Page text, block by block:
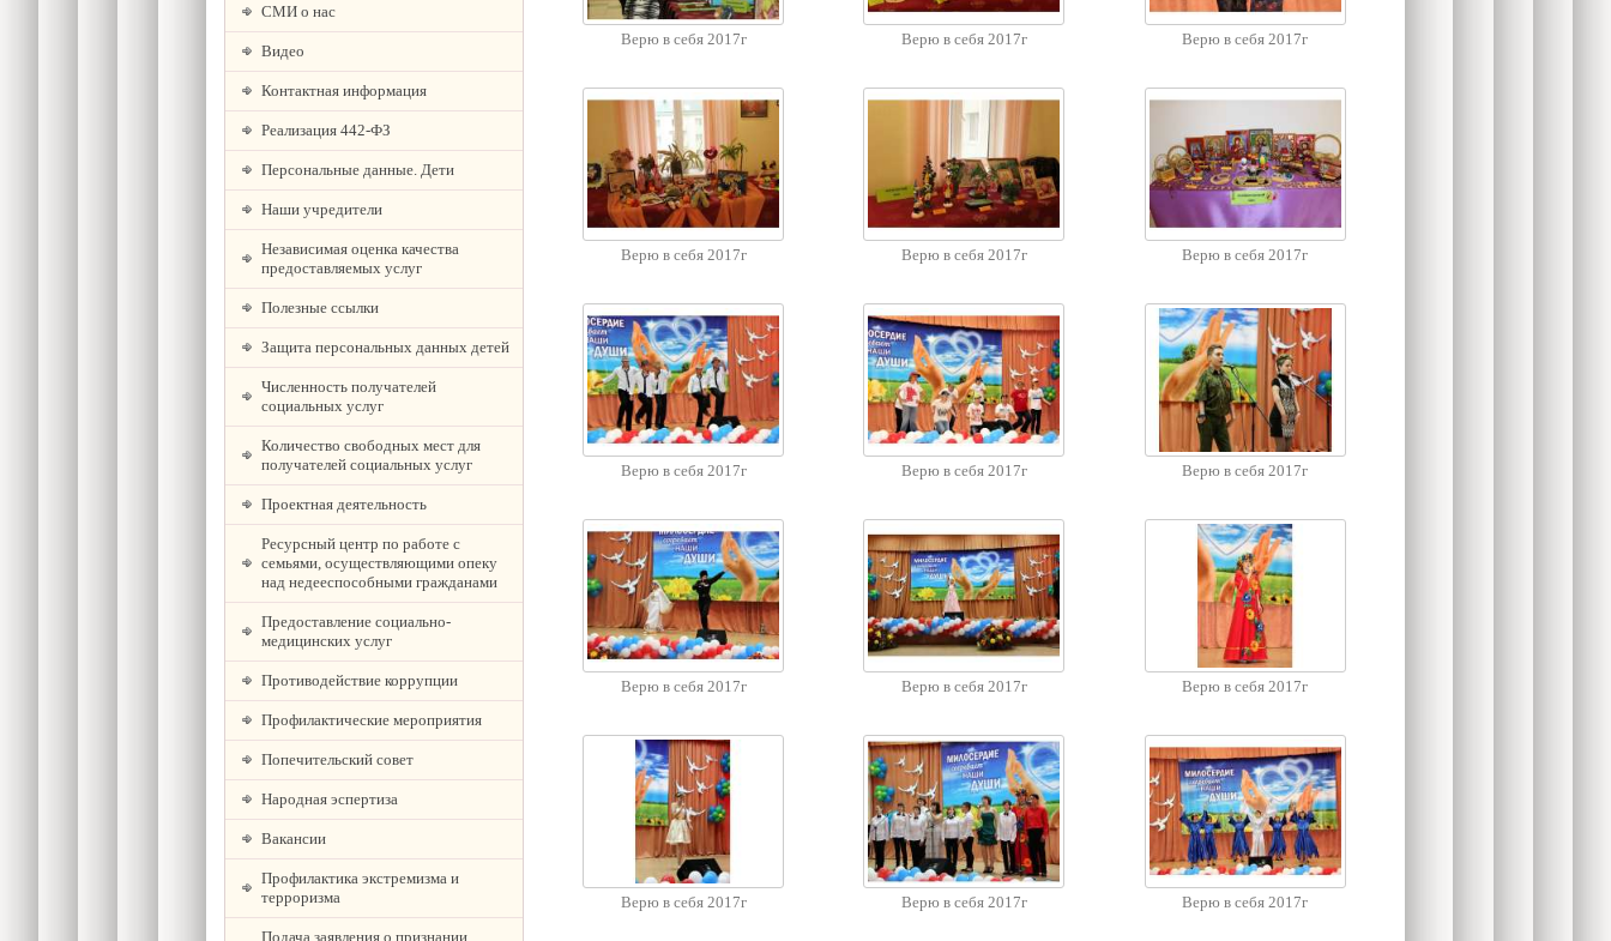
СМИ о нас
Видео
Контактная информация
Реализация 442-ФЗ
Персональные данные. Дети
Наши учредители
Независимая оценка качества
предоставляемых услуг
Полезные ссылки
Защита персональных данных детей
Численность получателей
социальных услуг
Количество свободных мест для
получателей социальных услуг
Проектная деятельность
Ресурсный центр по работе с
семьями, осуществляющими опеку
над недееспособными гражданами
Предоставление социально-
медицинских услуг
Противодействие коррупции
Профилактические мероприятия
Попечительский совет
Народная эспертиза
Вакансии
Профилактика экстремизма и
терроризма
Подача заявления о признании
Верю в себя 2017г Верю в себя 2017г Верю в себя 2017г
Верю в себя 2017г Верю в себя 2017г Верю в себя 2017г
Верю в себя 2017г Верю в себя 2017г Верю в себя 2017г
Верю в себя 2017г Верю в себя 2017г Верю в себя 2017г
Верю в себя 2017г Верю в себя 2017г Верю в себя 2017г